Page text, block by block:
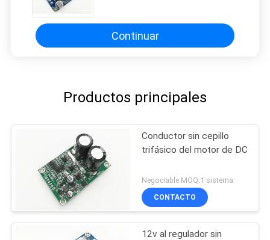
Continuar
Productos principales
Conductor sin cepillo
trifásico del motor de DC
Negociable MOQ:1 sistema
CONTACTO
12v al regulador sin